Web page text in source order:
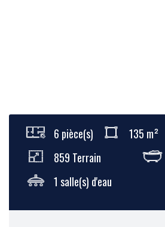
6 pièce(s) 135 m²
859 Terrain
1 salle(s) d'eau